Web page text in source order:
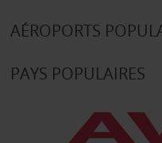
AÉROPORTS
PAYS POPULAIRES